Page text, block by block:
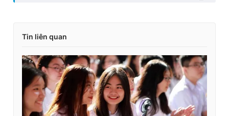
Tin liên quan